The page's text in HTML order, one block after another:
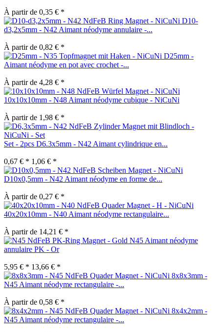
À partir de 0,35 € *
D10-
d3,2x5mm - N42 Aimant néodyme annulaire -...
À partir de 0,82 € *
D25mm -
Aimant néodyme en pot avec crochet -...
À partir de 4,28 € *
10x10x10mm - N48 Aimant néodyme cubique - NiCuNi
À partir de 1,98 € *
Set - 2pcs D6.3x5mm - N42 Aimant cylindrique en...
0,67 € * 1,06 € *
D10x0,5mm - N42 Aimant néodyme en forme de...
À partir de 0,27 € *
40x20x10mm - N40 Aimant néodyme rectangulaire...
À partir de 14,21 € *
N45 Aimant néodyme
annulaire PK - Or
5,95 € * 13,66 € *
8x8x3mm -
N45 Aimant néodyme rectangulaire -...
À partir de 0,58 € *
8x4x2mm -
N45 Aimant néodyme rectangulaire -...